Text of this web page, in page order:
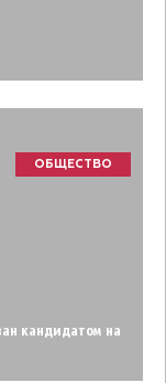
ОБЩЕСТВО
кандидатом на